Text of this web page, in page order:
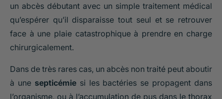
un abcès débutant avec un simple traitement médical
qu’espérer qu’il disparaisse tout seul et se retrouver
face à une plaie catastrophique à prendre en charge
chirurgicalement.
Dans de très rares cas, un abcès non traité peut aboutir
à une septicémiesi les bactéries se propagent dans
l’organisme, ou à l’accumulation de pus dans le thorax